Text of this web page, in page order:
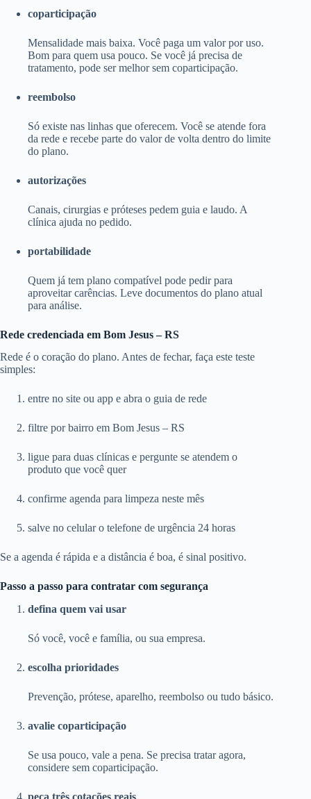
coparticipação
Mensalidade mais baixa. Você paga um valor por uso.
Bom para quem usa pouco. Se você já precisa de
tratamento, pode ser melhor sem coparticipação.
reembolso
Só existe nas linhas que oferecem. Você se atende fora
da rede e recebe parte do valor de volta dentro do limite
do plano.
autorizações
Canais, cirurgias e próteses pedem guia e laudo. A
clínica ajuda no pedido.
portabilidade
Quem já tem plano compatível pode pedir para
aproveitar carências. Leve documentos do plano atual
para análise.
Rede credenciada em Bom Jesus – RS
Rede é o coração do plano. Antes de fechar, faça este teste
simples:
entre no site ou app e abra o guia de rede
filtre por bairro em Bom Jesus – RS
ligue para duas clínicas e pergunte se atendem o
produto que você quer
confirme agenda para limpeza neste mês
salve no celular o telefone de urgência 24 horas
Se a agenda é rápida e a distância é boa, é sinal positivo.
Passo a passo para contratar com segurança
defina quem vai usar
Só você, você e família, ou sua empresa.
escolha prioridades
Prevenção, prótese, aparelho, reembolso ou tudo básico.
avalie coparticipação
Se usa pouco, vale a pena. Se precisa tratar agora,
considere sem coparticipação.